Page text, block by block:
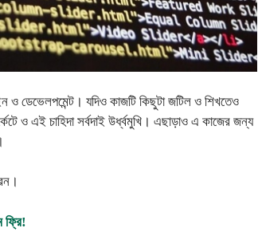
ও ডেভেলপমেন্ট। যদিও কাজটি কিছুটা জটিল ও শিখতেও
ও এই চাহিদা সর্বদাই উর্ধ্বমুখি। এছাড়াও এ কাজের জন্য
ফ্রি!